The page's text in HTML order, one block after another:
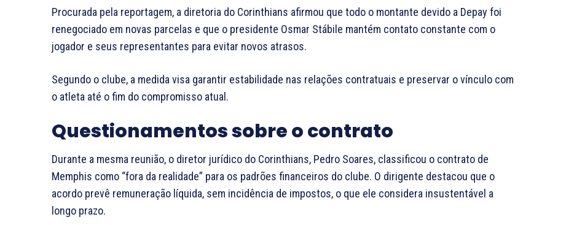
Procurada pela reportagem, a diretoria do Corinthians afirmou que todo o montante devido a Depay foi
renegociado em novas parcelas e que o presidente Osmar Stábile mantém contato constante com o
jogador e seus representantes para evitar novos atrasos.
Segundo o clube, a medida visa garantir estabilidade nas relações contratuais e preservar o vínculo com
o atleta até o fim do compromisso atual.
Questionamentos sobre o contrato
Durante a mesma reunião, o diretor jurídico do Corinthians, Pedro Soares, classificou o contrato de
Memphis como “fora da realidade” para os padrões financeiros do clube. O dirigente destacou que o
acordo prevê remuneração líquida, sem incidência de impostos, o que ele considera insustentável a
longo prazo.